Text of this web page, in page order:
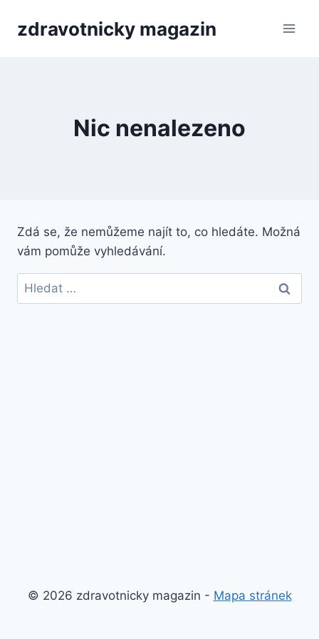
zdravotnicky magazin
Nic nenalezeno
Zdá se, že nemůžeme najít to, co hledáte. Možná
vám pomůže vyhledávání.
Vyhledávání
© 2026 zdravotnicky magazin - Mapa stránek